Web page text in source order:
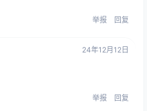
举报 回复
24年12月12日
举报 回复